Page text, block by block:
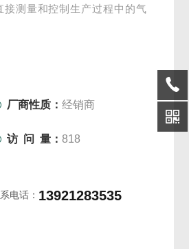
测量和控制生产过程中的气
厂商性质：经销商
访 问 量：818
电话： 13921283535